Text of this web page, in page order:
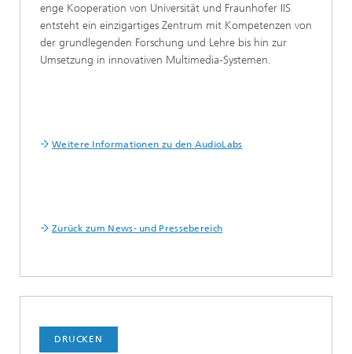
enge Kooperation von Universität und Fraunhofer IIS
entsteht ein einzigartiges Zentrum mit Kompetenzen von
der grundlegenden Forschung und Lehre bis hin zur
Umsetzung in innovativen Multimedia-Systemen.
Weitere Informationen zu den AudioLabs
Zurück zum News- und Pressebereich
DRUCKEN